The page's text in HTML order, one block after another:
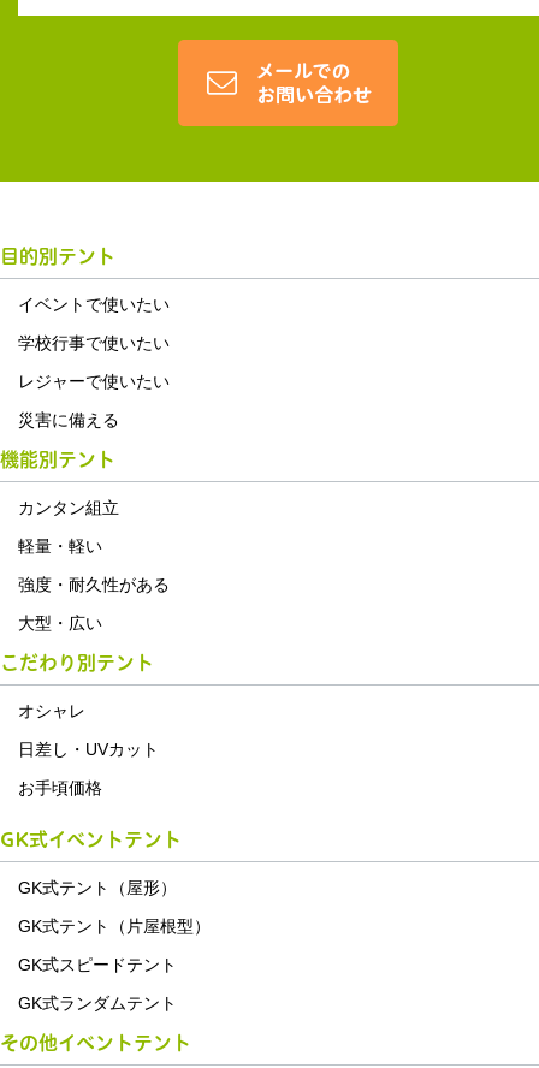
目的別テント
イベントで使いたい
学校行事で使いたい
レジャーで使いたい
災害に備える
機能別テント
カンタン組立
軽量・軽い
強度・耐久性がある
大型・広い
こだわり別テント
オシャレ
日差し・UVカット
お手頃価格
GK式イベントテント
GK式テント（屋形）
GK式テント（片屋根型）
GK式スピードテント
GK式ランダムテント
その他イベントテント